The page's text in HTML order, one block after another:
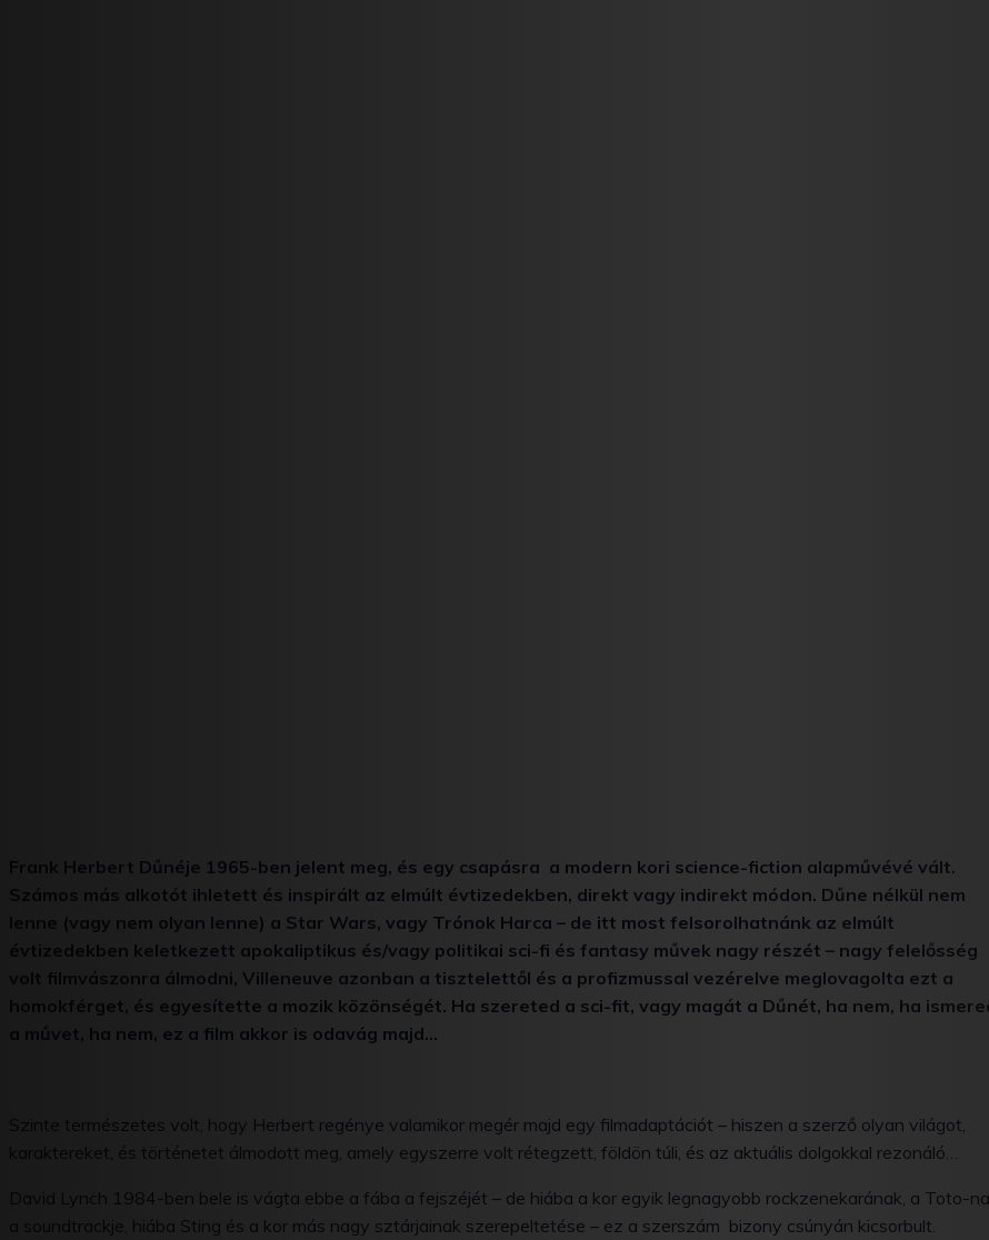
Frank Herbert Dűnéje 1965-ben jelent meg, és egy csapásra a modern kori science-fiction alapművévé vált.
Számos más alkotót ihletett és inspirált az elmúlt évtizedekben, direkt vagy indirekt módon. Dűne nélkül nem
lenne (vagy nem olyan lenne) a Star Wars, vagy Trónok Harca – de itt most felsorolhatnánk az elmúlt
évtizedekben keletkezett apokaliptikus és/vagy politikai sci-fi és fantasy művek nagy részét – nagy felelősség
volt filmvászonra álmodni, Villeneuve azonban a tisztelettől és a profizmussal vezérelve meglovagolta ezt a
homokférget, és egyesítette a mozik közönségét. Ha szereted a sci-fit, vagy magát a Dűnét, ha nem, ha
a művet, ha nem, ez a film akkor is odavág majd…
Szinte természetes volt, hogy Herbert regénye valamikor megér majd egy filmadaptációt – hiszen a szerző olyan világot,
karaktereket, és történetet álmodott meg, amely egyszerre volt rétegzett, földön túli, és az aktuális dolgokkal rezonáló…
David Lynch 1984-ben bele is vágta ebbe a fába a fejszéjét – de hiába a kor egyik legnagyobb rockzenekarának, a Toto-
a soundtrackje, hiába Sting és a kor más nagy sztárjainak szerepeltetése – ez a szerszám bizony csúnyán kicsorbult.